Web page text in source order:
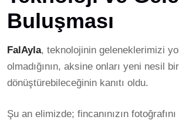
Buluşması
FalAyla, teknolojinin geleneklerimizi
olmadığının, aksine onları yeni nesil
dönüştürebileceğinin kanıtı oldu.
Şu an elimizde; fincanınızın